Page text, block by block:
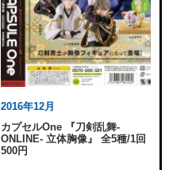
2016年12月
カプセルOne 『刀剣乱舞-
ONLINE- 立体胸像』 全5種/1回
500円